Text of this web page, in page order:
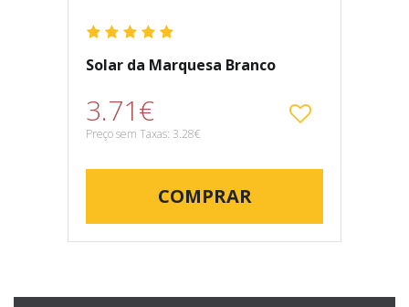
Solar da Marquesa Branco
3.71€
Preço sem Taxas: 3.28€
COMPRAR